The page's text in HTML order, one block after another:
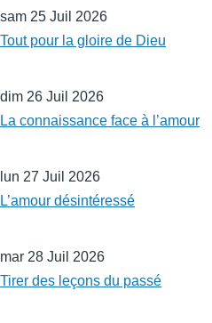
sam 25 Juil 2026
Tout pour la gloire de Dieu
dim 26 Juil 2026
La connaissance face à l’amour
lun 27 Juil 2026
L’amour désintéressé
mar 28 Juil 2026
Tirer des leçons du passé